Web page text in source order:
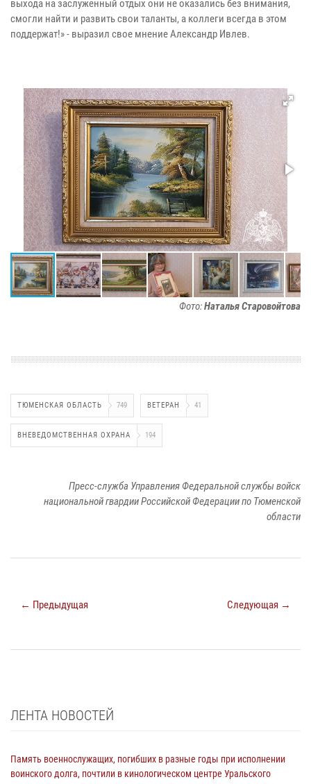
выхода на заслуженный отдых они не оказались без внимания,
смогли найти и развить свои таланты, а коллеги всегда в этом
поддержат!» - выразил свое мнение Александр Ивлев.
Фото:Наталья Старовойтова
ТЮМЕНСКАЯ ОБЛАСТЬ 749 ВЕТЕРАН 41
ВНЕВЕДОМСТВЕННАЯ ОХРАНА 194
Пресс-служба Управления Федеральной службы войск
национальной гвардии Российской Федерации по Тюменской
области
← Предыдущая Следующая →
ЛЕНТА НОВОСТЕЙ
Память военнослужащих, погибших в разные годы при исполнении
воинского долга, почтили в кинологическом центре Уральского